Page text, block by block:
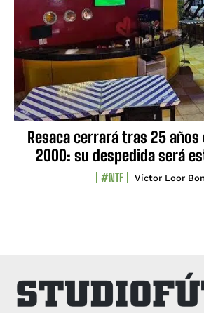
Resaca cerrará tras 25
2000: su despedida será
#NTF Víctor Loor